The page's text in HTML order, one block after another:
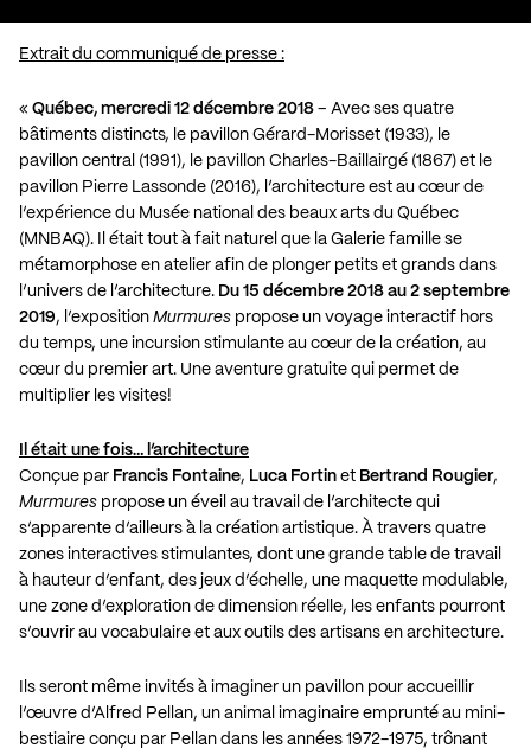
Extrait du communiqué de presse :
« Québec, mercredi 12 décembre 2018 – Avec ses quatre
bâtiments distincts, le pavillon Gérard-Morisset (1933), le
pavillon central (1991), le pavillon Charles-Baillairgé (1867) et le
pavillon Pierre Lassonde (2016), l’architecture est au cœur de
l’expérience du Musée national des beaux arts du Québec
(MNBAQ). Il était tout à fait naturel que la Galerie famille se
métamorphose en atelier afin de plonger petits et grands dans
l’univers de l’architecture. Du 15 décembre 2018 au 2 septembre
2019, l’exposition Murmures propose un voyage interactif hors
du temps, une incursion stimulante au cœur de la création, au
cœur du premier art. Une aventure gratuite qui permet de
multiplier les visites!
Il était une fois… l’architecture
Conçue par Francis Fontaine, Luca Fortin et Bertrand Rougier,
Murmures propose un éveil au travail de l’architecte qui
s’apparente d’ailleurs à la création artistique. À travers quatre
zones interactives stimulantes, dont une grande table de travail
à hauteur d’enfant, des jeux d’échelle, une maquette modulable,
une zone d’exploration de dimension réelle, les enfants pourront
s’ouvrir au vocabulaire et aux outils des artisans en architecture.
Ils seront même invités à imaginer un pavillon pour accueillir
l’œuvre d’Alfred Pellan, un animal imaginaire emprunté au mini-
bestiaire conçu par Pellan dans les années 1972-1975, trônant